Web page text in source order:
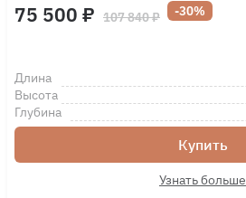
75 500 ₽ 107 840 ₽ -30%
Длина
Высота
Глубина
Купить
Узнать больше